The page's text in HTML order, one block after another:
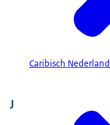
Caribisch Nederland
J